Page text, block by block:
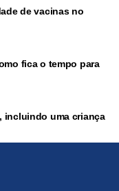
de vacinas no
fica o tempo para
incluindo uma criança